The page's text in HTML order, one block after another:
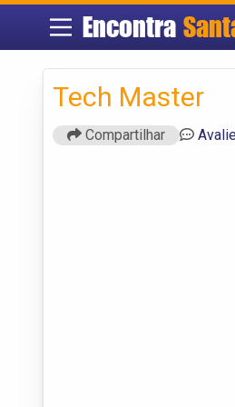
Encontra
Tech Master
Compartilhar